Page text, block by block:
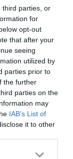
third parties, or
for
opt-out
that after your
seeing
utilized by
parties prior to
the further
parties on the
may
IAB’s List of
it to other
: trois ans